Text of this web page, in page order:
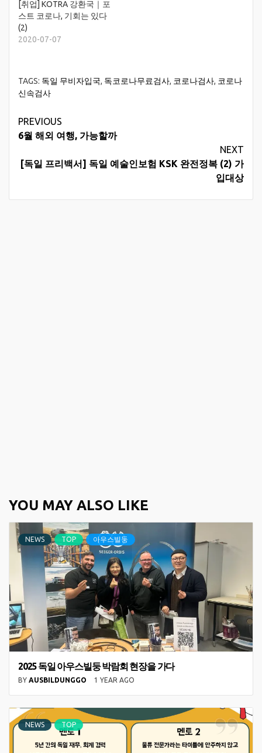
[취업] KOTRA 강환국｜포
스트 코로나, 기회는 있다
(2)
2020-07-07
TAGS: 독일 무비자입국, 독코로나무료검사, 코로나검사, 코로나
신속검사
Continue
Reading
PREVIOUS
6월 해외 여행, 가능할까
NEXT
[독일 프리백서] 독일 예술인보험 KSK 완전정복 (2) 가
입대상
YOU MAY ALSO LIKE
NEWS TOP 아우스빌둥
2025 독일 아우스빌둥 박람회 현장을 가다
BY AUSBILDUNGGO 1 YEAR AGO
NEWS TOP